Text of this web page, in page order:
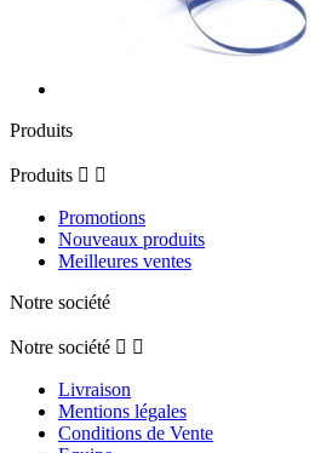
Produits
Produits  
Promotions
Nouveaux produits
Meilleures ventes
Notre société
Notre société  
Livraison
Mentions légales
Conditions de Vente